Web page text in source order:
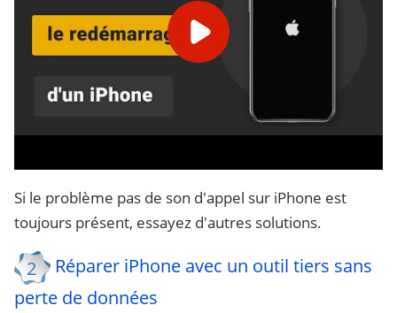
Si le problème pas de son d'appel sur iPhone est
toujours présent, essayez d'autres solutions.
2
Réparer iPhone avec un outil tiers sans
perte de données